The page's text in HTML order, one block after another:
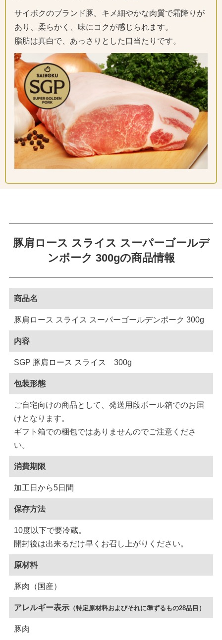
サイボクのブランド豚。キメ細やかな肉質で霜降りが
あり、柔らかく、味にコクが感じられます。
脂肪は真白で、あっさりとした口当たりです。
豚肩ロース スライス スーパーゴールデ
ンポーク 300gの商品情報
商品名
豚肩ロース スライス スーパーゴールデンポーク 300g
内容
SGP 豚肩ロース スライス 300g
包装形態
ご自宅向けの商品として、発送用段ボール箱でのお届
けとなります。
ギフト箱での梱包ではありませんのでご注意くださ
い。
消費期限
加工日から5日間
保存方法
10度以下で要冷蔵。
開封後は出来るだけ早くお召し上がりください。
原材料
豚肉（国産）
アレルギー表示 （特定原材料およびそれに準ずるもの28品目）
豚肉